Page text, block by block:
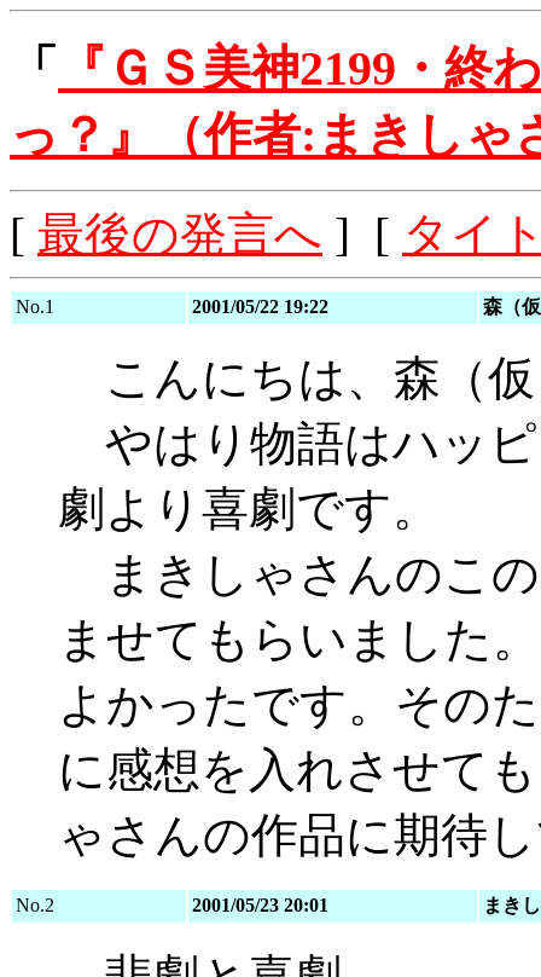
「
『ＧＳ美神2199・終
っ？』（作者:まきしゃ
[ 最後の発言へ ] [ タイ
No.1 2001/05/22 19:22 森（
こんにちは、森（
やはり物語はハッ
劇より喜劇です。
まきしゃさんのこ
ませてもらいました
よかったです。その
に感想を入れさせて
ゃさんの作品に期待
No.2 2001/05/23 20:01 まき